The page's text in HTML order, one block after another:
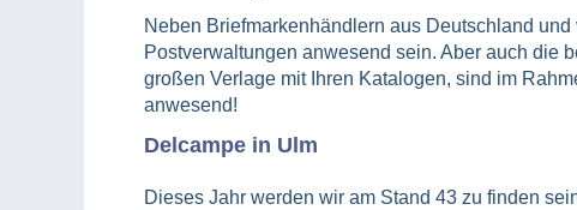
Neben Briefmarkenhändlern aus Deutschland
Postverwaltungen anwesend sein. Aber auch die
großen Verlage mit Ihren Katalogen, sind im
anwesend!
Delcampe in Ulm
Dieses Jahr werden wir am Stand 43 zu finden